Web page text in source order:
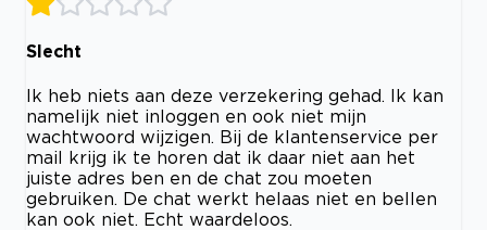
Slecht
Ik heb niets aan deze verzekering gehad. Ik kan
namelijk niet inloggen en ook niet mijn
wachtwoord wijzigen. Bij de klantenservice per
mail krijg ik te horen dat ik daar niet aan het
juiste adres ben en de chat zou moeten
gebruiken. De chat werkt helaas niet en bellen
kan ook niet. Echt waardeloos.